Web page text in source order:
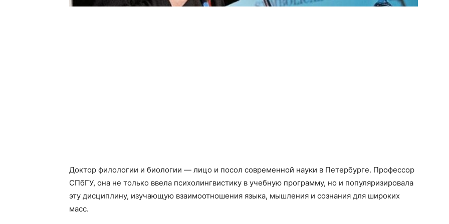
Доктор филологии и биологии — лицо и посол современной науки в Петербурге. Профеcсор
СПбГУ, она не только ввела психолингвистику в учебную программу, но и популя­ризировала
эту дисциплину, изучающую взаимо­отношения языка, мышления и сознания для широких
масс.